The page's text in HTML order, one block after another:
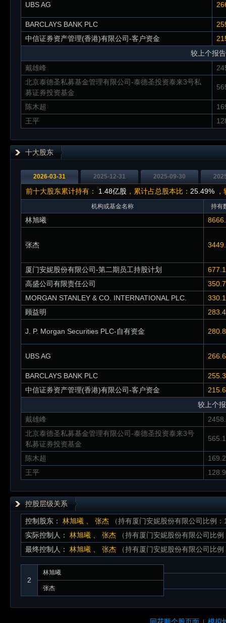
UBS AG
BARCLAYS BANK PLC
中信证券资产管理(香港)有限公司-客户资金
较上个报
戴雄峰
北京泰德圣私募基金管理有限公司-泰德圣投资泰来3号私
募证券投资基金
陈木超
王平
十大股东
2026-03-31 2025-12-31 2025-09-30
前十大股东累计持有： 1.48亿股 ，累计占总股本比： 25.49%
机构或基金名称 持有
林旭曦
张杰
厦门安妮股份有限公司-第二期员工持股计划
高盛公司有限责任公司
MORGAN STANLEY & CO. INTERNATIONAL PLC.
顾益明
J. P. Morgan Securities PLC-自有资金
UBS AG
BARCLAYS BANK PLC
中信证券资产管理(香港)有限公司-客户资金
较上个
戴雄峰
北京泰德圣私募基金管理有限公司-泰德圣投资泰来3号
私募证券投资基金
陈木超
王平
控股层级关系
控制股东： 林旭曦 张杰
（持有厦门安妮股份有限公司比例
实际控制人：
林旭曦 张杰
（持有厦门安妮股份有限公司比
最终控制人：
林旭曦 张杰 （持有厦门安妮股份有限公司比
2
林旭曦
张杰